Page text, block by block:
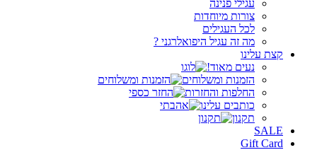
עגילי פנינה
צורות מיוחדות
לכל העגילים
מה זה עגיל היפואלרגני ?
קצת עלינו
נעים מאוד!
הזמנות ומשלוחים
החלפות והחזרות
כותבים עלינו
תקנון
SALE
Gift Card